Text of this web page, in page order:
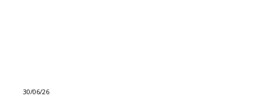
30/06/26